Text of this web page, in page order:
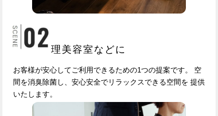
理美容室などに
お客様が安心してご利用できるための1つの提案です。 空
間を消臭除菌し、安心安全でリラックスできる空間を 提供
いたします。